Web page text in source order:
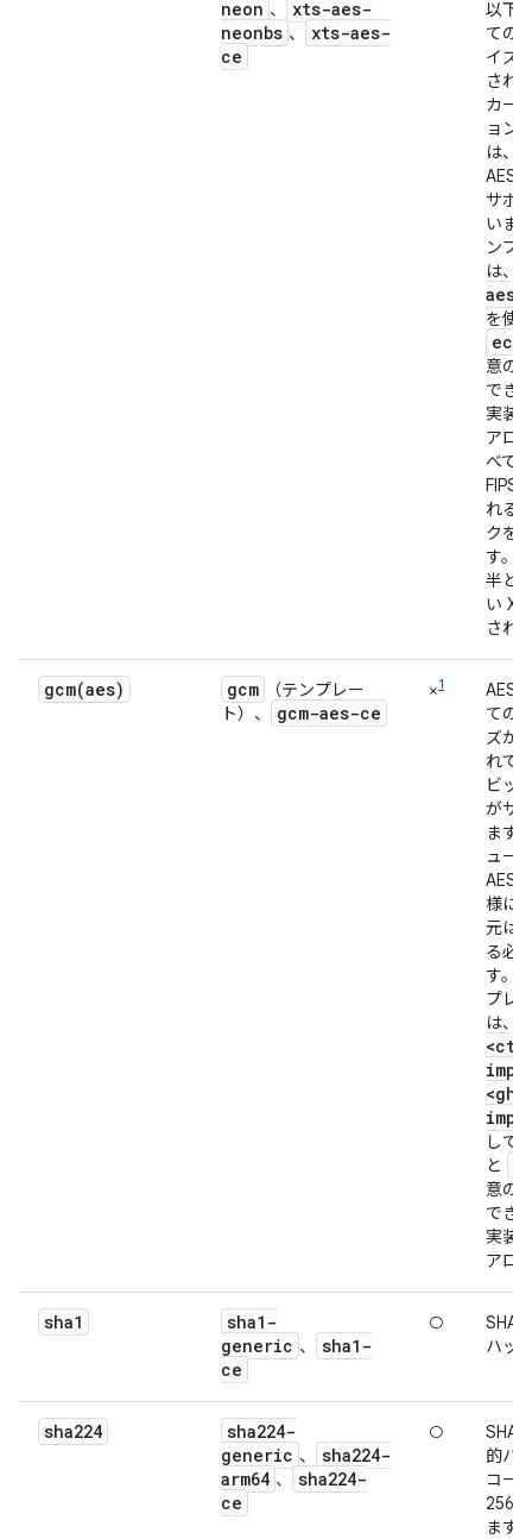
neon 、
xts-aes-
neonbs 、
xts-aes-
ce
以下
ての
イズ
され
カー
ョン
は、
AES-
サポ
いま
ンプ
は、
を使
ecb(
意の
でき
実装
アロ
べて
FIPS
れる
クを
す。
半と
い
され
gcm(aes) gcm
（テンプレー
ト）、
gcm-aes-ce
×1
AES-
ての
ズが
れて
ビッ
がサ
ます
ュー
AES
様に
元は
る必
す。
プレ
は、
<
して
と
意の
でき
実装
アロ
sha1
sha1-
generic 、
sha1-
ce
○
SHA-
ハッ
sha224
sha224-
generic 、
sha224-
arm64 、
sha224-
ce
○
SHA-
的ハ
コー
256
ます